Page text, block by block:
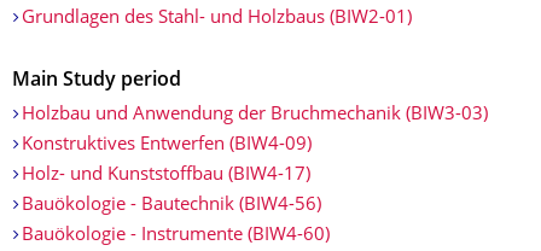
Grundlagen des Stahl- und Holzbaus (BIW2-01)
Main Study period
Holzbau und Anwendung der Bruchmechanik (BIW3-03)
Konstruktives Entwerfen (BIW4-09)
Holz- und Kunststoffbau (BIW4-17)
Bauökologie - Bautechnik (BIW4-56)
Bauökologie - Instrumente (BIW4-60)